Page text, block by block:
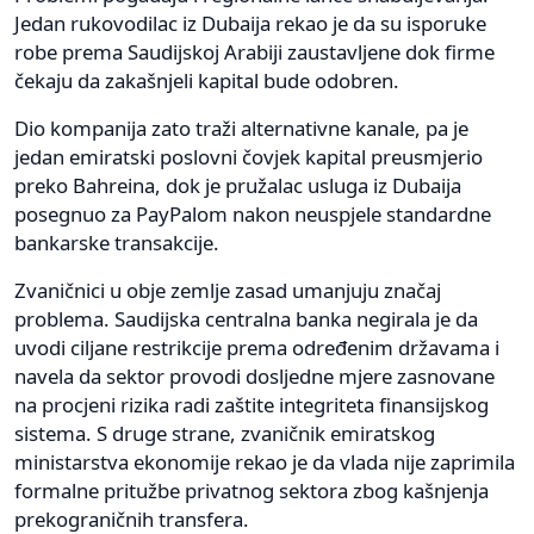
Jedan rukovodilac iz Dubaija rekao je da su isporuke
robe prema Saudijskoj Arabiji zaustavljene dok firme
čekaju da zakašnjeli kapital bude odobren.
Dio kompanija zato traži alternativne kanale, pa je
jedan emiratski poslovni čovjek kapital preusmjerio
preko Bahreina, dok je pružalac usluga iz Dubaija
posegnuo za PayPalom nakon neuspjele standardne
bankarske transakcije.
Zvaničnici u obje zemlje zasad umanjuju značaj
problema. Saudijska centralna banka negirala je da
uvodi ciljane restrikcije prema određenim državama i
navela da sektor provodi dosljedne mjere zasnovane
na procjeni rizika radi zaštite integriteta finansijskog
sistema. S druge strane, zvaničnik emiratskog
ministarstva ekonomije rekao je da vlada nije zaprimila
formalne pritužbe privatnog sektora zbog kašnjenja
prekograničnih transfera.